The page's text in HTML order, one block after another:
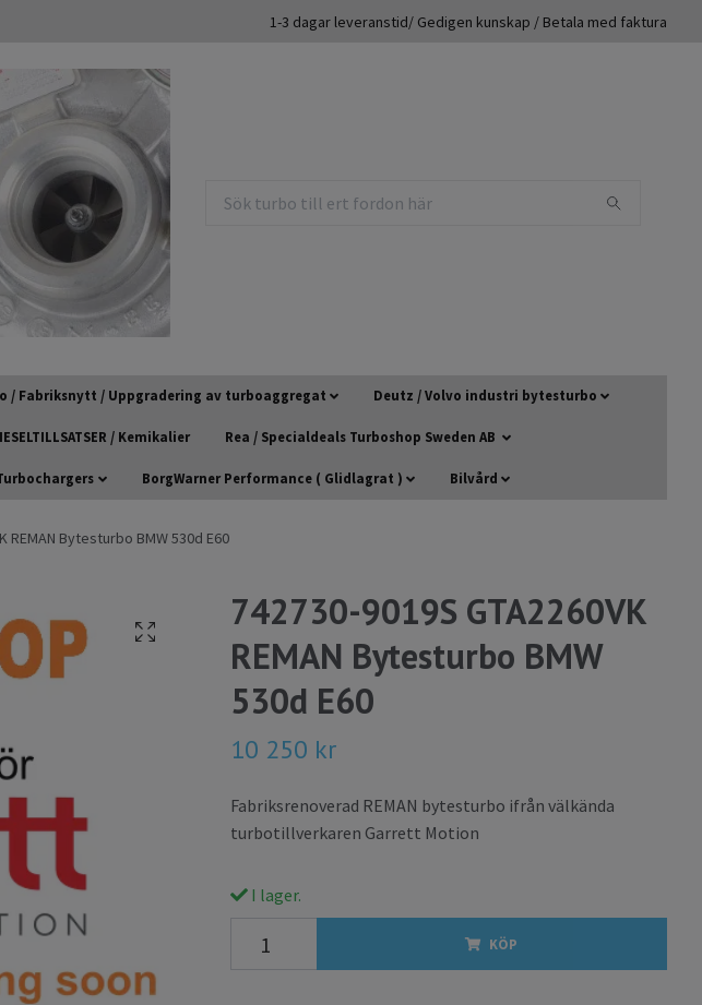
1-3 dagar leveranstid/ Gedigen kunskap / Betala med faktura
/ Fabriksnytt / Uppgradering av turboaggregat Deutz / Volvo industri bytesturbo
/ Kemikalier Rea / Specialdeals Turboshop Sweden AB
BorgWarner Performance ( Glidlagrat ) Bilvård
REMAN Bytesturbo BMW 530d E60
742730-9019S GTA2260VK
REMAN Bytesturbo BMW
530d E60
10 250 kr
Fabriksrenoverad REMAN bytesturbo ifrån välkända
turbotillverkaren Garrett Motion
I lager.
KÖP